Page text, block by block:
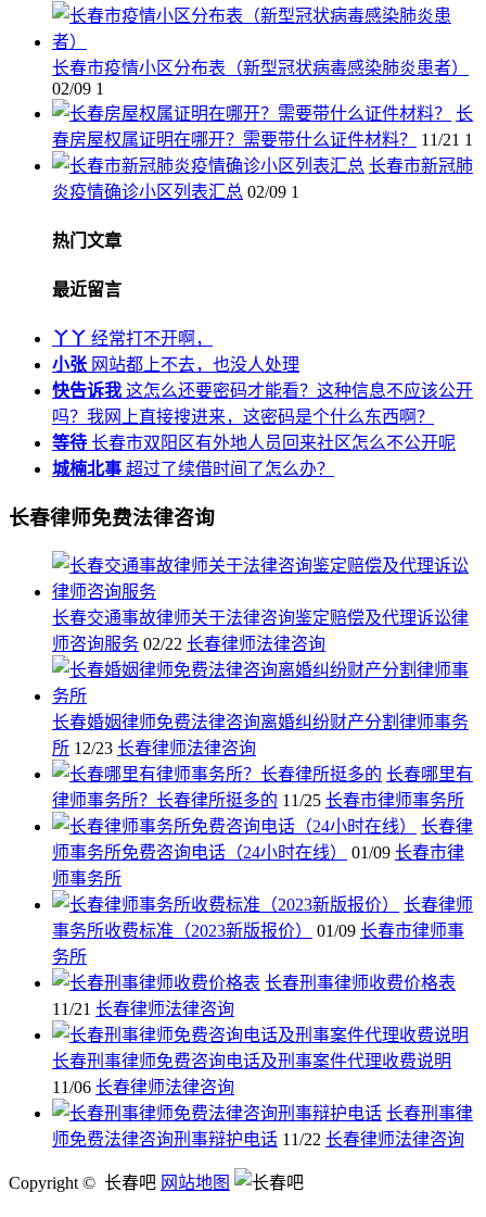
长春市疫情小区分布表（新型冠状病毒感染肺炎患者）
02/09 1
长
春房屋权属证明在哪开？需要带什么证件材料？
11/21 1
长春市新冠肺
炎疫情确诊小区列表汇总 02/09 1
热门文章
最近留言
丫丫 经常打不开啊，
小张 网站都上不去，也没人处理
快告诉我 这怎么还要密码才能看？这种信息不应该公开
吗？我网上直接搜进来，这密码是个什么东西啊？
等待 长春市双阳区有外地人员回来社区怎么不公开呢
城楠北事 超过了续借时间了怎么办？
长春律师免费法律咨询
长春交通事故律师关于法律咨询鉴定赔偿及代理诉讼律
师咨询服务 02/22 长春律师法律咨询
长春婚姻律师免费法律咨询离婚纠纷财产分割律师事务
所 12/23 长春律师法律咨询
长春哪里有
律师事务所？长春律所挺多的 11/25 长春市律师事务所
长春律
师事务所免费咨询电话（24小时在线）
01/09 长春市律
师事务所
长春律师
事务所收费标准（2023新版报价）
01/09 长春市律师事
务所
长春刑事律师收费价格表
11/21 长春律师法律咨询
长春刑事律师免费咨询电话及刑事案件代理收费说明
11/06 长春律师法律咨询
长春刑事律
师免费法律咨询刑事辩护电话 11/22 长春律师法律咨询
Copyright © 长春吧 网站地图